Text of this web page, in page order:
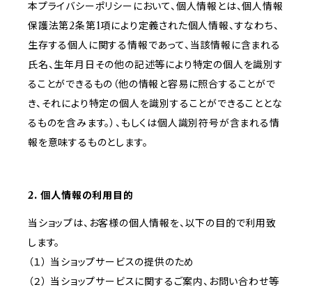
本プライバシーポリシーにおいて、個人情報とは、個人情報
保護法第2条第1項により定義された個人情報、すなわち、
生存する個人に関する情報であって、当該情報に含まれる
氏名、生年月日その他の記述等により特定の個人を識別す
ることができるもの（他の情報と容易に照合することがで
き、それにより特定の個人を識別することができることとな
るものを含みます。）、もしくは個人識別符号が含まれる情
報を意味するものとします。
2. 個人情報の利用目的
当ショップは、お客様の個人情報を、以下の目的で利用致
します。
（１） 当ショップサービスの提供のため
（２） 当ショップサービスに関するご案内、お問い合わせ等